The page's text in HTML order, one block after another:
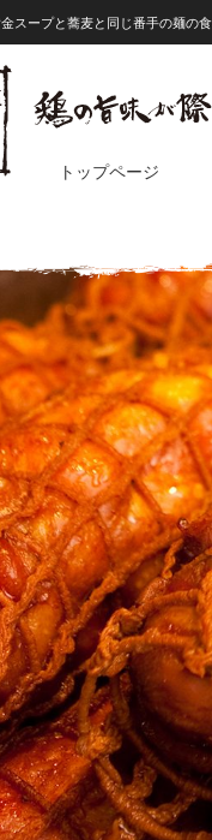
スープと蕎麦と同じ番手の麺の
トップページ